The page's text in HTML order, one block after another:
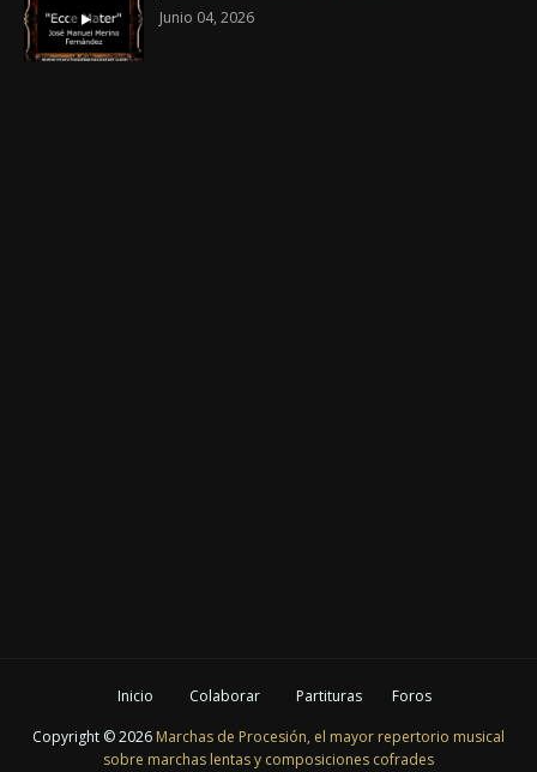
Junio 04, 2026
Inicio Colaborar Partituras
Foros
Copyright ©2026 Marchas de Procesión, el mayor repertorio musical
sobre marchas lentas y composiciones cofrades